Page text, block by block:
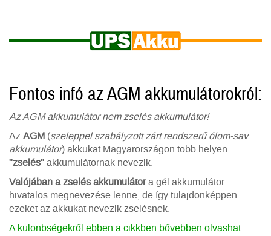
Fontos infó az AGM akkumulátorokról:
Az AGM akkumulátor nem zselés akkumulátor!
AzAGM (szeleppel szabályzott zárt rendszerű ólom-sav
akkumulátor) akkukat Magyarországon több helyen
"zselés"akkumulátornak nevezik.
Valójában a zselés akkumulátora gél akkumulátor
hivatalos megnevezése lenne, de így tulajdonképpen
ezeket az akkukat nevezik zselésnek.
A különbségekről ebben a cikkben bővebben olvashat.